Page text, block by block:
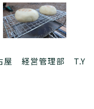
屋 経営管理部 T.Y